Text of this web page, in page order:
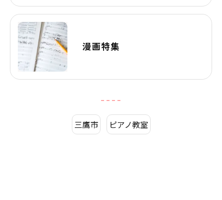
漫画特集
三鷹市 ピアノ教室